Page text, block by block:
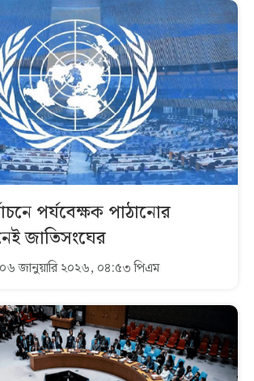
পর্যবেক্ষক পাঠানোর
জাতিসংঘের
০৬ জানুয়ারি ২০২৬, ০৪:৫৩ পিএম